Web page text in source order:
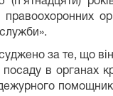
за те, що він
в органах